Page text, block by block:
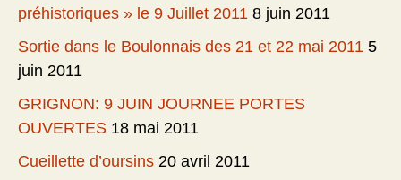
préhistoriques » le 9 Juillet 2011 8 juin 2011
Sortie dans le Boulonnais des 21 et 22 mai 2011 5
juin 2011
GRIGNON: 9 JUIN JOURNEE PORTES
OUVERTES 18 mai 2011
Cueillette d’oursins 20 avril 2011